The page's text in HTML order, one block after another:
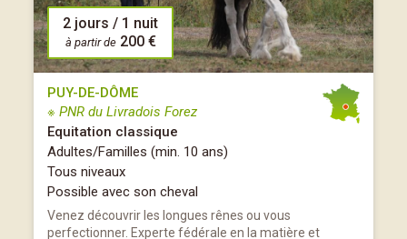
2 jours / 1 nuit
à partir de 200 €
PUY-DE-DÔME
※ PNR du Livradois Forez
Equitation classique
Adultes/Familles (min. 10 ans)
Tous niveaux
Possible avec son cheval
Venez découvrir les longues rênes ou vous
perfectionner. Experte fédérale en la matière et